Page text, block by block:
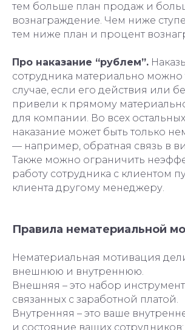
тем больше план продаж и
вознаграждение. Чем ниже
тем ниже план и процент
Про наказание “рублем”.
сотрудника материально можно
случае, если его действия или
привели к прямому
для компании. Во всех
наказание может быть только
— например, обратная связь в
Также можно ограничить
работу сотрудника с клиентом
клиента другому менеджеру.
Правила нематериальной
Нематериальная мотивация
внешнюю и внутреннюю.
Внешняя – это набор
связанных с заработной платой.
Внутренняя – это ваше
и состояние ваших сотрудников: